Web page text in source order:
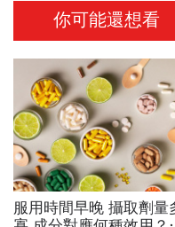
你可能還想看
服用時間早晚 攝取劑量